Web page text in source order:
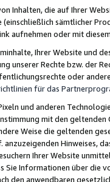
Inhalten, die auf Ihrer
sämtlicher
aufnehmen oder mit
Ihrer Website und
unserer Rechte bzw. der
oder
für das
und anderen
mit den
Weise die geltenden
anzuzeigenden Hinweises,
Ihrer Website
Sie Informationen über die
den anwendbaren